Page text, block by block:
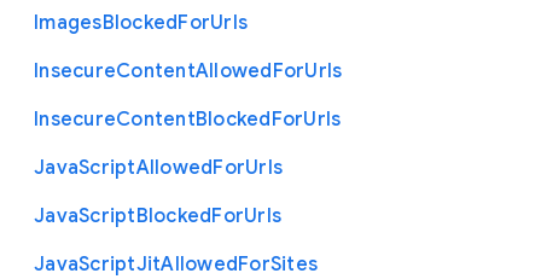
ImagesBlockedForUrls
InsecureContentAllowedForUrls
InsecureContentBlockedForUrls
JavaScriptAllowedForUrls
JavaScriptBlockedForUrls
JavaScriptJitAllowedForSites